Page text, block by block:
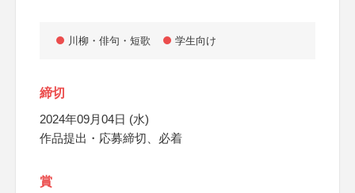
川柳・俳句・短歌 学生向け
締切
2024年09月04日 (水)
作品提出・応募締切、必着
賞